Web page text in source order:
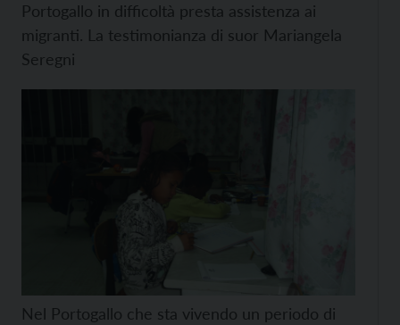
Portogallo in difficoltà presta assistenza ai
migranti. La testimonianza di suor Mariangela
Seregni
Nel Portogallo che sta vivendo un periodo di